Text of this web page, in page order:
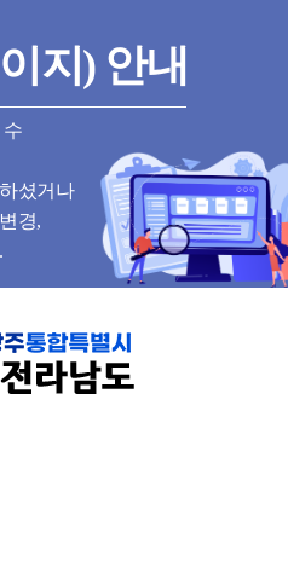
지) 안내
수
셨거나
경,